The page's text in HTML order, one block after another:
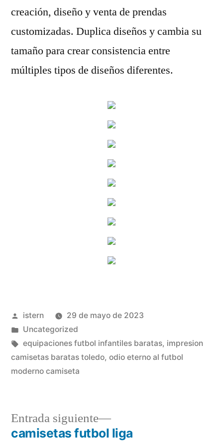
creación, diseño y venta de prendas
customizadas. Duplica diseños y cambia su
tamaño para crear consistencia entre
múltiples tipos de diseños diferentes.
Publicado
por
istern
29 de mayo de 2023
Publicado
en
Uncategorized
Etiquetas:
equipaciones futbol infantiles baratas, impresion
camisetas baratas toledo, odio eterno al futbol
moderno camiseta
Entrada siguiente
Entrada
siguiente:
camisetas futbol liga